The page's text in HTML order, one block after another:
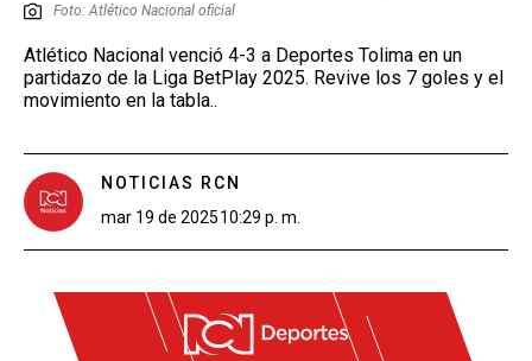
Foto: Atlético Nacional oficial
Atlético Nacional venció 4-3 a Deportes Tolima en un
partidazo de la Liga BetPlay 2025. Revive los 7 goles y el
movimiento en la tabla..
NOTICIAS RCN
mar 19 de 202510:29 p. m.